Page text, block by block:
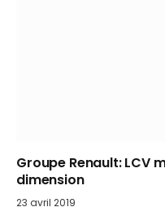
Groupe Renault: LCV
dimension
23 avril 2019